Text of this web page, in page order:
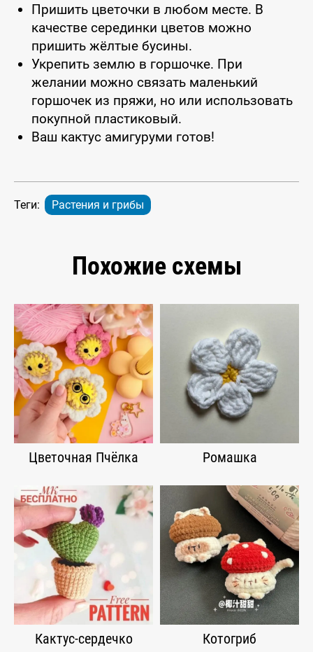
Пришить цветочки в любом месте. В
качестве серединки цветов можно
пришить жёлтые бусины.
Укрепить землю в горшочке. При
желании можно связать маленький
горшочек из пряжи, но или использовать
покупной пластиковый.
Ваш кактус амигуруми готов!
Теги: Растения и грибы
Похожие схемы
Цветочная Пчёлка Ромашка
Кактус-сердечко Котогриб